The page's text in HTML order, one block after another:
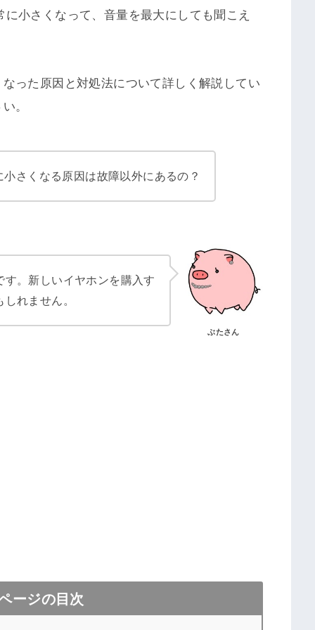
小さくなって、音量を最大にしても聞こえ
った原因と対処法について詳しく解説してい
。
さくなる原因は故障以外にあるの？
。新しいイヤホンを購入す
れません。
ぶたさん
ージの目次